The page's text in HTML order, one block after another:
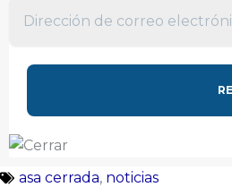
asa cerrada, noticias